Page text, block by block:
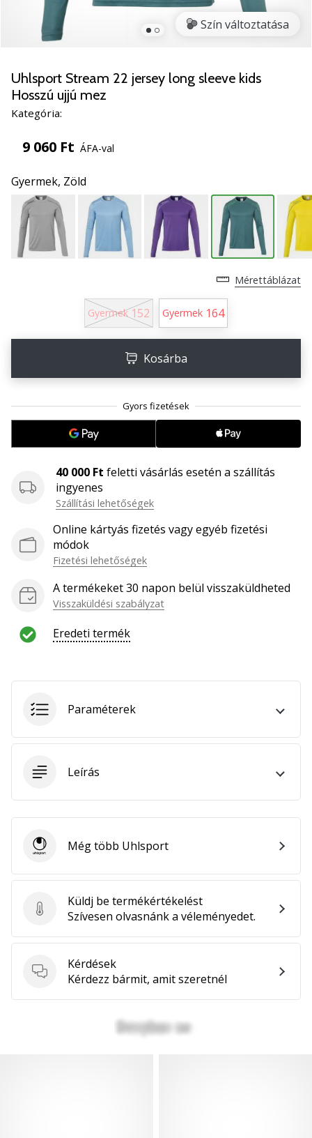
Ismerd
új
PUMA
Accelerate
NITRO
cipőket!
Fedezd
fel
a
technikai
újdonságokat
•
Légy
kézilabda
márkánk
nagykövete
kézilabda-
őrült
mint
mi?
Csatlakozz
hozzánk
márkanagykövetként.
Minden cikk
megjelenítése
Szín változtatása
Uhlsport Stream 22 jersey long sleeve kids
Hosszú ujjú mez
Kategória:
9 060 Ft ÁFA-val
Gyermek, Zöld
Mérettáblázat
Gyermek 152 Gyermek 164
Kosárba
40 000 Ft feletti vásárlás esetén a szállítás
ingyenes
Szállítási lehetőségek
Online kártyás fizetés vagy egyéb fizetési
módok
Fizetési lehetőségek
A termékeket 30 napon belül visszaküldheted
Visszaküldési szabályzat
Eredeti termék
Paraméterek
Leírás
Küldj be termékértékelést
Küldj be termékértékelést
Szívesen olvasnánk a véleményedet.
Kérdések
Kérdések
Kérdezz bármit, amit szeretnél
UhlsportMég több Uhlsport